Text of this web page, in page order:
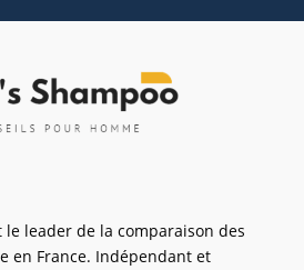
leader de la comparaison des
en France. Indépendant et